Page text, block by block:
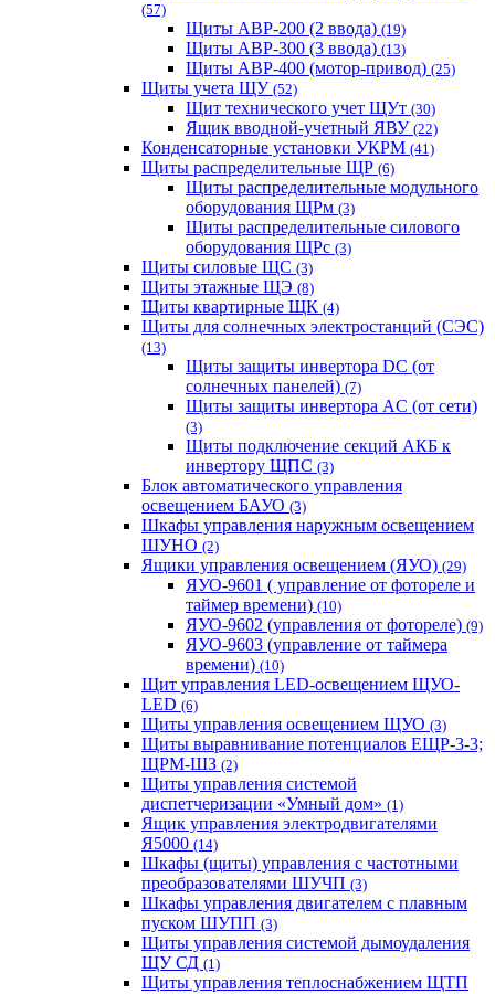
(57)
Щиты АВР-200 (2 ввода) (19)
Щиты АВР-300 (3 ввода) (13)
Щиты АВР-400 (мотор-привод) (25)
Щиты учета ЩУ (52)
Щит технического учет ЩУт (30)
Ящик вводной-учетный ЯВУ (22)
Конденсаторные установки УКРМ (41)
Щиты распределительные ЩР (6)
Щиты распределительные модульного
оборудования ЩРм (3)
Щиты распределительные силового
оборудования ЩРс (3)
Щиты силовые ЩС (3)
Щиты этажные ЩЭ (8)
Щиты квартирные ЩК (4)
Щиты для солнечных электростанций (СЭС)
(13)
Щиты защиты инвертора DC (от
солнечных панелей) (7)
Щиты защиты инвертора AC (от сети)
(3)
Щиты подключение секций АКБ к
инвертору ЩПС (3)
Блок автоматического управления
освещением БАУО (3)
Шкафы управления наружным освещением
ШУНО (2)
Ящики управления освещением (ЯУО) (29)
ЯУО-9601 ( управление от фотореле и
таймер времени) (10)
ЯУО-9602 (управления от фотореле) (9)
ЯУО-9603 (управление от таймера
времени) (10)
Щит управления LED-освещением ЩУО-
LED (6)
Щиты управления освещением ЩУО (3)
Щиты выравнивание потенциалов ЕЩР-3-3;
ЩРМ-ШЗ (2)
Щиты управления системой
диспетчеризации «Умный дом» (1)
Ящик управления электродвигателями
Я5000 (14)
Шкафы (щиты) управления с частотными
преобразователями ШУЧП (3)
Шкафы управления двигателем с плавным
пуском ШУПП (3)
Щиты управления системой дымоудаления
ЩУ СД (1)
Щиты управления теплоснабжением ЩТП